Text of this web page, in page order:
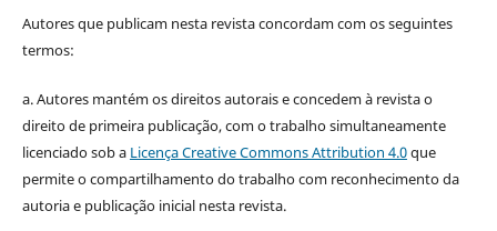
Autores que publicam nesta revista concordam com os seguintes
termos:
a. Autores mantém os direitos autorais e concedem à revista o
direito de primeira publicação, com o trabalho simultaneamente
licenciado sob a Licença Creative Commons Attribution 4.0que
permite o compartilhamento do trabalho com reconhecimento da
autoria e publicação inicial nesta revista.